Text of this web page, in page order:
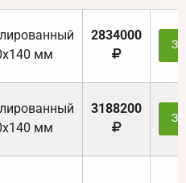
мм
2834000
мм
3188200